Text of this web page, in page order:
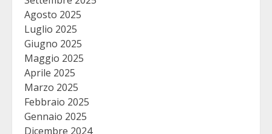
Agosto 2025
Luglio 2025
Giugno 2025
Maggio 2025
Aprile 2025
Marzo 2025
Febbraio 2025
Gennaio 2025
Dicembre 2024